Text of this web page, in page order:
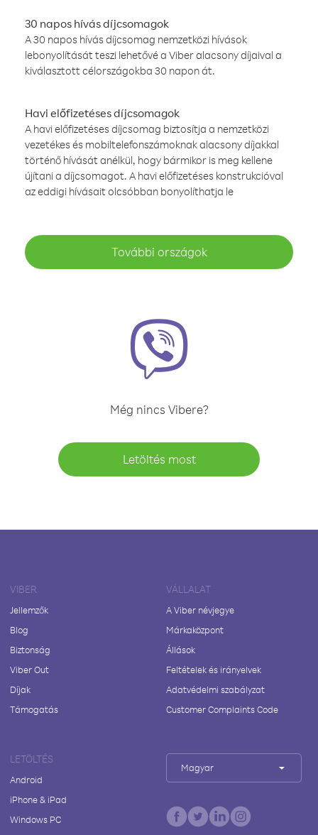
30 napos hívás díjcsomagok
A 30 napos hívás díjcsomag nemzetközi hívások
lebonyolítását teszi lehetővé a Viber alacsony díjaival a
kiválasztott célországokba 30 napon át.
Havi előfizetéses díjcsomagok
A havi előfizetéses díjcsomag biztosítja a nemzetközi
vezetékes és mobiltelefonszámoknak alacsony díjakkal
történő hívását anélkül, hogy bármikor is meg kellene
újítani a díjcsomagot. A havi előfizetéses konstrukcióval
az eddigi hívásait olcsóbban bonyolíthatja le
További országok
Még nincs Vibere?
Letöltés most
VIBER
Jellemzők
Blog
Biztonság
Viber Out
Díjak
Támogatás
VÁLLALAT
A Viber névjegye
Márkaközpont
Állások
Feltételek és irányelvek
Adatvédelmi szabályzat
Customer Complaints Code
LETÖLTÉS
Android
iPhone & iPad
Windows PC
Magyar